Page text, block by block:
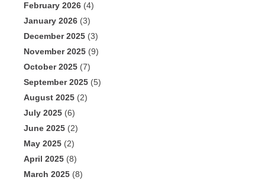
February 2026 (4)
January 2026 (3)
December 2025 (3)
November 2025 (9)
October 2025 (7)
September 2025 (5)
August 2025 (2)
July 2025 (6)
June 2025 (2)
May 2025 (2)
April 2025 (8)
March 2025 (8)